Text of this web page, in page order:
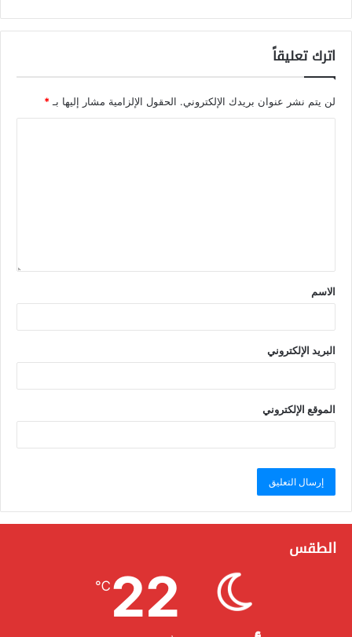
اترك تعليقاً
لن يتم نشر عنوان بريدك الإلكتروني. الحقول الإلزامية مشار إليها بـ *
الاسم
البريد الإلكتروني
الموقع الإلكتروني
الطقس
22
℃